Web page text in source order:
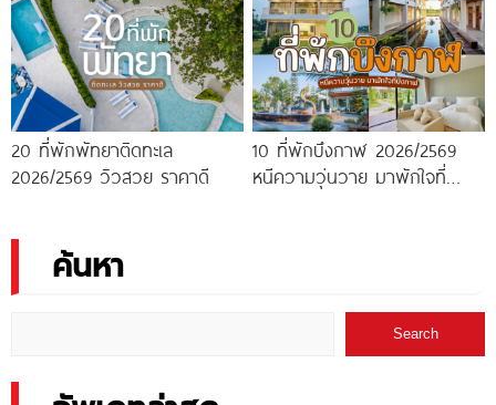
20 ที่พักพัทยาติดทะเล
2026/2569 วิวสวย ราคาดี
10 ที่พักบึงกาฬ 2026/2569
หนีความวุ่นวาย มาพักใจที่
ค้นหา
Search